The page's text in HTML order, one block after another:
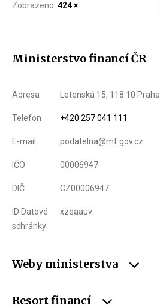
Zobrazeno 424 ×
Ministerstvo financí ČR
Adresa Letenská 15, 118 10 Praha
Telefon +420 257 041 111
E-mail podatelna@mf.gov.cz
IČO 00006947
DIČ CZ00006947
ID Datové
schránky
xzeaauv
Weby ministerstva
Resort financí